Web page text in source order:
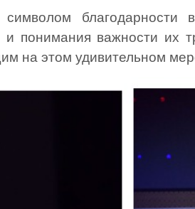
понимания важности их
на этом удивительном